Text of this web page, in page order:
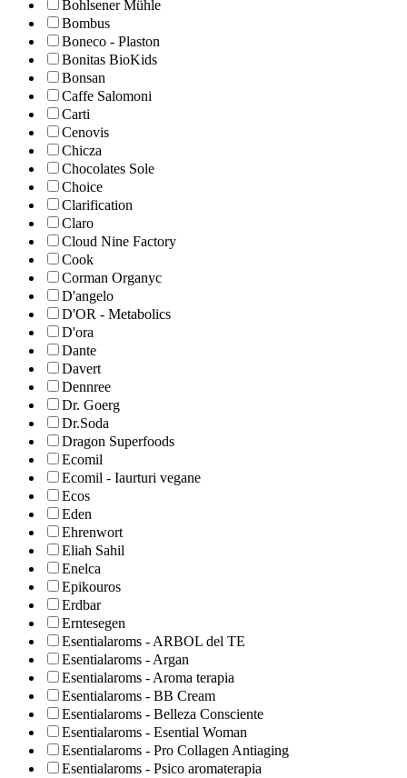
Bohlsener Mühle
Bombus
Boneco - Plaston
Bonitas BioKids
Bonsan
Caffe Salomoni
Carti
Cenovis
Chicza
Chocolates Sole
Choice
Clarification
Claro
Cloud Nine Factory
Cook
Corman Organyc
D'angelo
D'OR - Metabolics
D'ora
Dante
Davert
Dennree
Dr. Goerg
Dr.Soda
Dragon Superfoods
Ecomil
Ecomil - Iaurturi vegane
Ecos
Eden
Ehrenwort
Eliah Sahil
Enelca
Epikouros
Erdbar
Erntesegen
Esentialaroms - ARBOL del TE
Esentialaroms - Argan
Esentialaroms - Aroma terapia
Esentialaroms - BB Cream
Esentialaroms - Belleza Consciente
Esentialaroms - Esential Woman
Esentialaroms - Pro Collagen Antiaging
Esentialaroms - Psico aromaterapia